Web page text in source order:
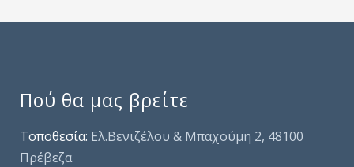
Πού θα μας βρείτε
Τοποθεσία: Ελ.Βενιζέλου & Μπαχούμη 2, 48100
Πρέβεζα